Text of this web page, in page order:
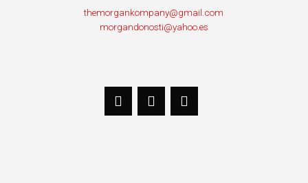
themorgankompany@gmail.com
morgandonosti@yahoo.es